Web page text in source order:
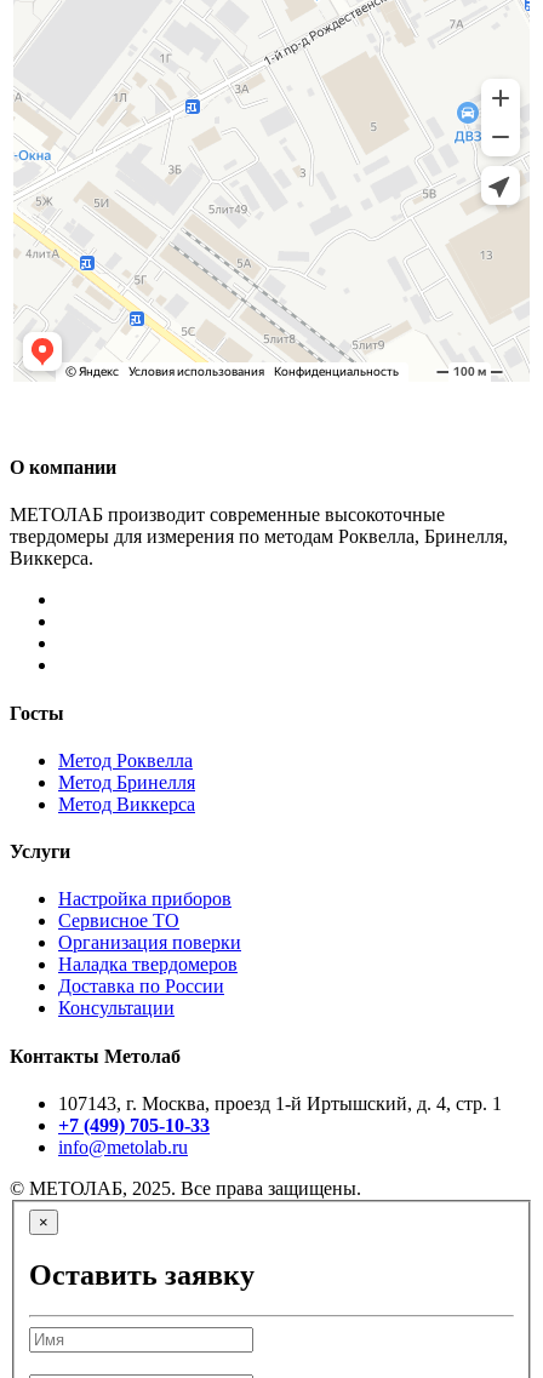
О компании
МЕТОЛАБ производит современные высокоточные
твердомеры для измерения по методам Роквелла, Бринелля,
Виккерса.
Госты
Метод Роквелла
Метод Бринелля
Метод Виккерса
Услуги
Настройка приборов
Сервисное ТО
Организация поверки
Наладка твердомеров
Доставка по России
Консультации
Контакты Метолаб
107143, г. Москва, проезд 1-й Иртышский, д. 4, стр. 1
+7 (499) 705-10-33
info@metolab.ru
© МЕТОЛАБ, 2025. Все права защищены.
×
Оставить заявку